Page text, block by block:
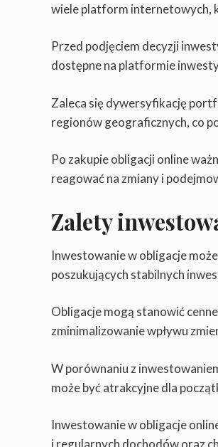
wiele platform internetowych,
Przed podjęciem decyzji
dostępne na platformie
Zaleca się dywersyfikację
regionów geograficznych, co
Po zakupie obligacji online
reagować na zmiany i
Zalety
Inwestowanie w obligacje
poszukujących stabilnych
Obligacje mogą stanowić
zminimalizowanie wpływu
W porównaniu z
może być atrakcyjne dla
Inwestowanie w obligacje
i regularnych dochodów oraz